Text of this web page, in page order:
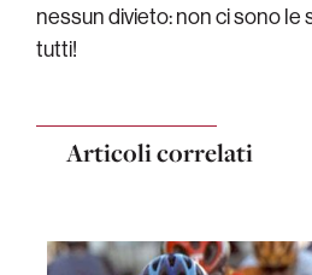
nessun divieto: non ci sono le
tutti!
Articoli correlati